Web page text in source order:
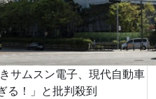
サムスン電子、現代自動車
る！」と批判殺到